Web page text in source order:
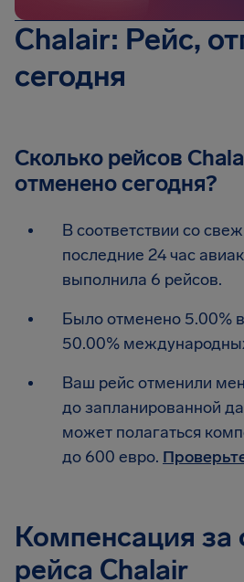
Chalair: Рейс,
сегодня
Сколько рейсов
отменено сегодня?
В соответствии со
последние 24 час
выполнила 6 рейсов.
Было отменено 5.00%
50.00%
Ваш рейс отменили
до запланированной
может полагаться
до 600 евро.
Компенсация за
рейса Chalair